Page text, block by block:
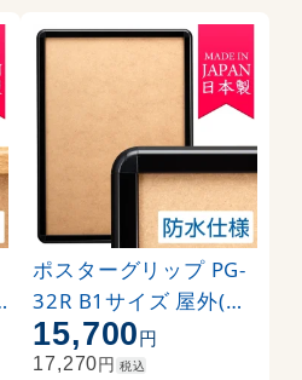
ポスターグリップ PG-
32R B1サイズ 屋外(防
水パックシート付仕様)
角丸 ブラック
15,700円
17,270円 税込